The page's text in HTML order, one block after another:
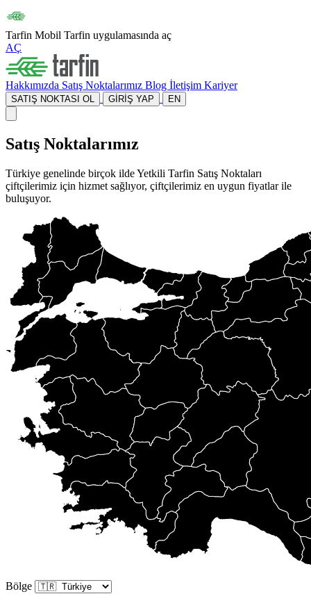
Tarfin Mobil Tarfin uygulamasında aç
AÇ
Hakkımızda Satış Noktalarımız Blog İletişim Kariyer
SATIŞ NOKTASI OL GİRİŞ YAP EN
Satış Noktalarımız
Türkiye genelinde birçok ilde Yetkili Tarfin Satış Noktaları
çiftçilerimiz için hizmet sağlıyor, çiftçilerimiz en uygun fiyatlar ile
buluşuyor.
Bölge